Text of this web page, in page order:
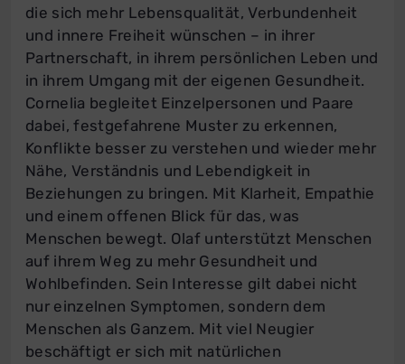
die sich mehr Lebensqualität, Verbundenheit
und innere Freiheit wünschen – in ihrer
Partnerschaft, in ihrem persönlichen Leben und
in ihrem Umgang mit der eigenen Gesundheit.
Cornelia begleitet Einzelpersonen und Paare
dabei, festgefahrene Muster zu erkennen,
Konflikte besser zu verstehen und wieder mehr
Nähe, Verständnis und Lebendigkeit in
Beziehungen zu bringen. Mit Klarheit, Empathie
und einem offenen Blick für das, was
Menschen bewegt. Olaf unterstützt Menschen
auf ihrem Weg zu mehr Gesundheit und
Wohlbefinden. Sein Interesse gilt dabei nicht
nur einzelnen Symptomen, sondern dem
Menschen als Ganzem. Mit viel Neugier
beschäftigt er sich mit natürlichen